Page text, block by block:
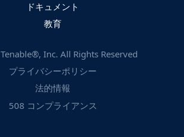
ドキュメント
教育
Tenable®, Inc. All Rights Reserved
プライバシーポリシー
法的情報
508 コンプライアンス